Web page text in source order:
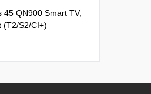
45 QN900 Smart TV,
(T2/S2/CI+)